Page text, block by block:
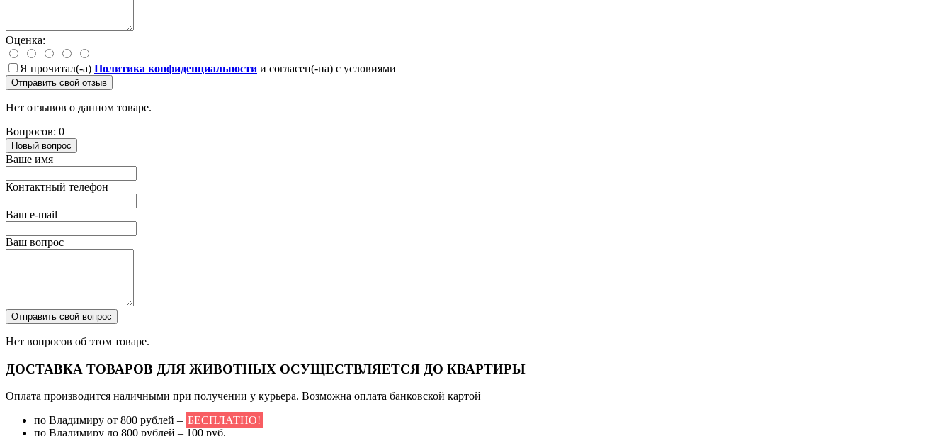
Оценка:
Я прочитал(-а) Политика конфиденциальности и согласен(-на) с условиями
Отправить свой отзыв
Нет отзывов о данном товаре.
Вопросов: 0
Новый вопрос
Ваше имя
Контактный телефон
Ваш e-mail
Ваш вопрос
Отправить свой вопрос
Нет вопросов об этом товаре.
ДОСТАВКА ТОВАРОВ ДЛЯ ЖИВОТНЫХ ОСУЩЕСТВЛЯЕТСЯ ДО КВАРТИРЫ
Оплата производится наличными при получении у курьера. Возможна оплата банковской картой
по Владимиру от 800 рублей – БЕСПЛАТНО!
по Владимиру до 800 рублей – 100 руб.